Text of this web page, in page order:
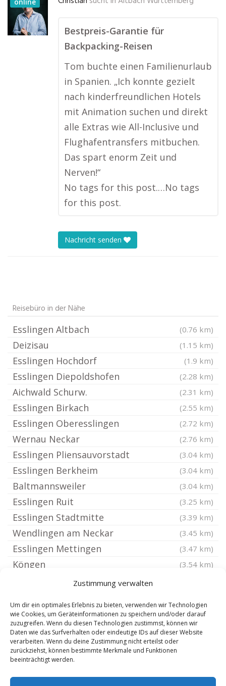
Zustimmung verwalten
Um dir ein optimales Erlebnis zu bieten, verwenden wir Technologien
wie Cookies, um Geräteinformationen zu speichern und/oder darauf
zuzugreifen. Wenn du diesen Technologien zustimmst, können wir
Daten wie das Surfverhalten oder eindeutige IDs auf dieser Website
verarbeiten. Wenn du deine Zustimmung nicht erteilst oder
zurückziehst, können bestimmte Merkmale und Funktionen
beeinträchtigt werden.
online
Bestpreis-Garantie für
Backpacking-Reisen
Tom buchte einen Familienurlaub
in Spanien. „Ich konnte gezielt
nach kinderfreundlichen Hotels
mit Animation suchen und direkt
alle Extras wie All-Inclusive und
Flughafentransfers mitbuchen.
Das spart enorm Zeit und
Nerven!“
No tags for this post.…No tags
for this post.
Nachricht senden
Reisebüro in der Nähe
Esslingen Altbach (0.76 km)
Deizisau (1.15 km)
Esslingen Hochdorf (1.9 km)
Esslingen Diepoldshofen (2.28 km)
Aichwald Schurw. (2.31 km)
Esslingen Birkach (2.55 km)
Esslingen Oberesslingen (2.72 km)
Wernau Neckar (2.76 km)
Esslingen Pliensauvorstadt (3.04 km)
Esslingen Berkheim (3.04 km)
Baltmannsweiler (3.04 km)
Esslingen Ruit (3.25 km)
Esslingen Stadtmitte (3.39 km)
Wendlingen am Neckar (3.45 km)
Esslingen Mettingen (3.47 km)
Köngen (3.54 km)
Esslingen Wiflinge
Esslingen am Neckar (3.97 km)
Kernen im Remstal (4.14 km)
Hochdorf bei Plochingen
Denkendorf Württemberg
Unterensingen